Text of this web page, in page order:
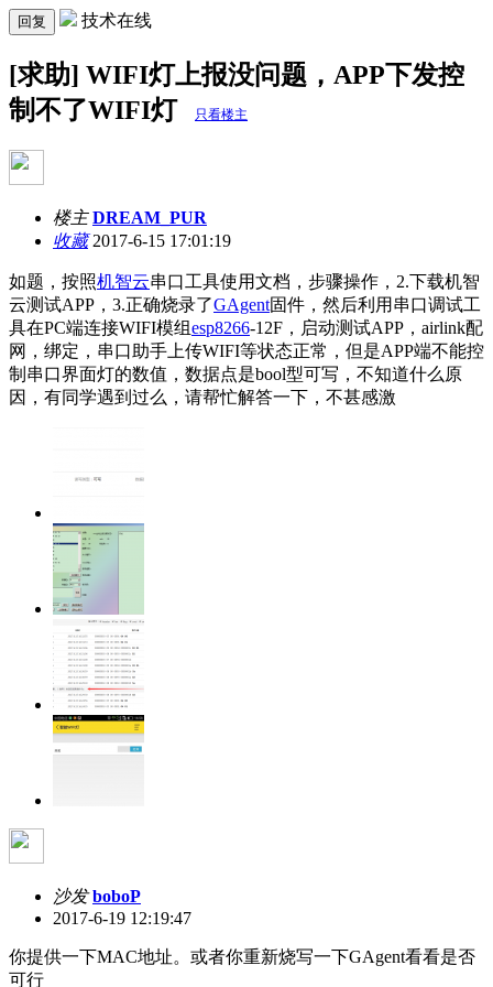
回复 技术在线
[求助] WIFI灯上报没问题，APP下发控
制不了WIFI灯
只看楼主
楼主 DREAM_PUR
收藏2017-6-15 17:01:19
如题，按照机智云串口工具使用文档，步骤操作，2.下载机智
云测试APP，3.正确烧录了GAgent固件，然后利用串口调试工
具在PC端连接WIFI模组esp8266-12F，启动测试APP，airlink配
网，绑定，串口助手上传WIFI等状态正常，但是APP端不能控
制串口界面灯的数值，数据点是bool型可写，不知道什么原
因，有同学遇到过么，请帮忙解答一下，不甚感激
沙发 boboP
2017-6-19 12:19:47
你提供一下MAC地址。或者你重新烧写一下GAgent看看是否
可行